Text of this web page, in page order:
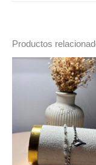
Productos